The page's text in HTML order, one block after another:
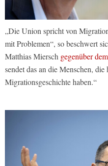
„Die Union spricht von
mit Problemen“, so beschwert
Matthias Miersch gegenüber
sendet das an die Menschen,
Migrationsgeschichte haben.“